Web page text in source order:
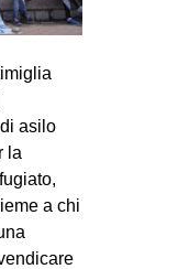
asilo
la
a chi